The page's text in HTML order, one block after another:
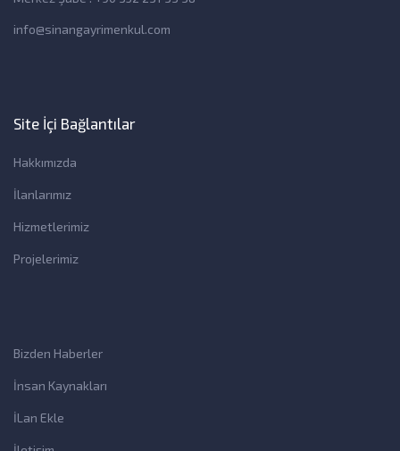
info@sinangayrimenkul.com
Site İçi Bağlantılar
Hakkımızda
İlanlarımız
Hizmetlerimiz
Projelerimiz
Bizden Haberler
İnsan Kaynakları
İLan Ekle